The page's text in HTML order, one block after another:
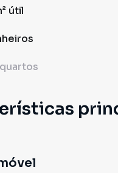
útil
quartos